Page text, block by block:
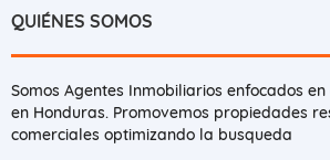
QUIÉNES SOMOS
Somos Agentes Inmobiliarios enfocados
en Honduras. Promovemos propiedades
comerciales optimizando la busqueda